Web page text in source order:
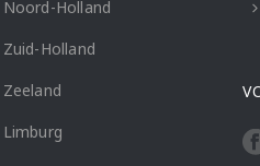
Holland
Holland